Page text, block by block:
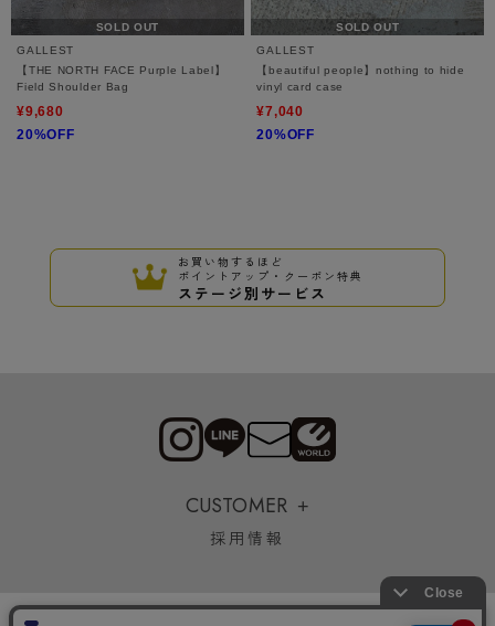
SOLD OUT
GALLEST
【THE NORTH FACE Purple Label】
Field Shoulder Bag
¥9,680
20%OFF
SOLD OUT
GALLEST
【beautiful people】nothing to hide
vinyl card case
¥7,040
20%OFF
お買い物するほど
ポイントアップ・クーポン特典
ステージ別サービス
CUSTOMER
採用情報